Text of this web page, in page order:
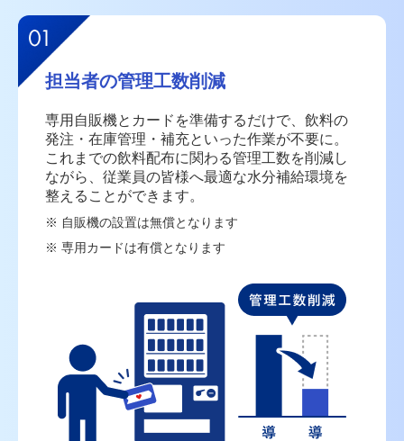
担当者の管理工数削減
専用自販機とカードを準備するだけで、 飲料の
発注・在庫管理・補充といった作業が不要に。
これまでの飲料配布に関わる管理工数を削減し
ながら、 従業員の皆様へ最適な水分補給環境を
整えることができます。
自販機の設置は無償となります
専用カードは有償となります